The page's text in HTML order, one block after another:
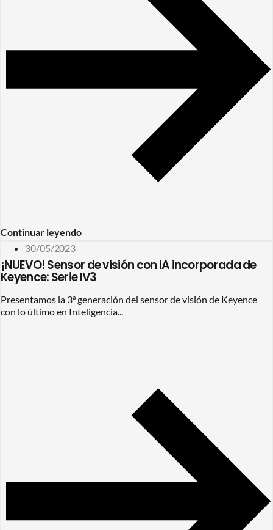
Continuar leyendo
30/05/2023
¡NUEVO! Sensor de visión con IA incorporada de
Keyence: Serie IV3
Presentamos la 3ª generación del sensor de visión de Keyence
con lo último en Inteligencia...